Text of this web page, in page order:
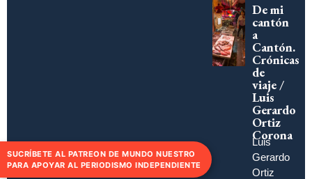
De mi
cantón
a
Cantón.
Crónicas
de
viaje /
Luis
Gerardo
Ortiz
Corona
Luis
Gerardo
Ortiz
SUCRÍBETE AL PATREON DE MUNDO NUESTRO
PARA APOYAR AL PERIODISMO INDEPENDIENTE